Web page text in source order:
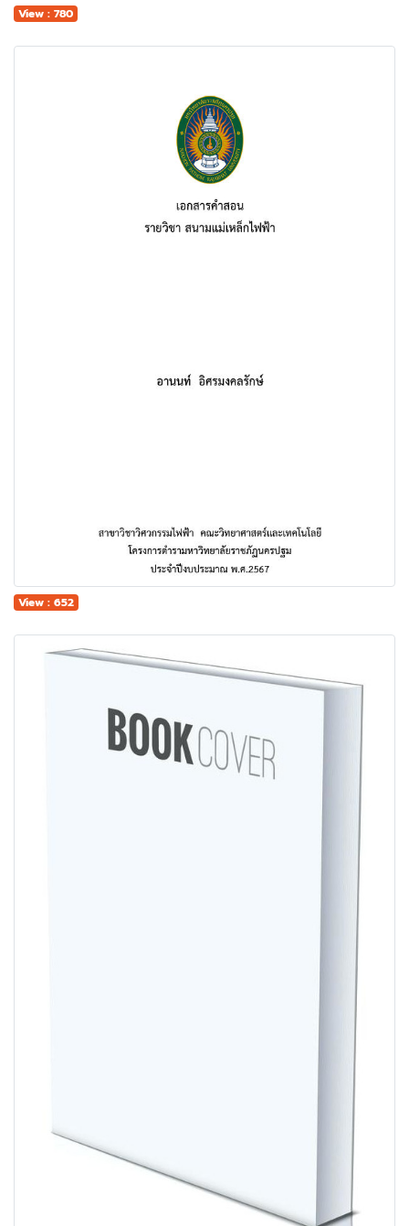
View : 780
View : 652